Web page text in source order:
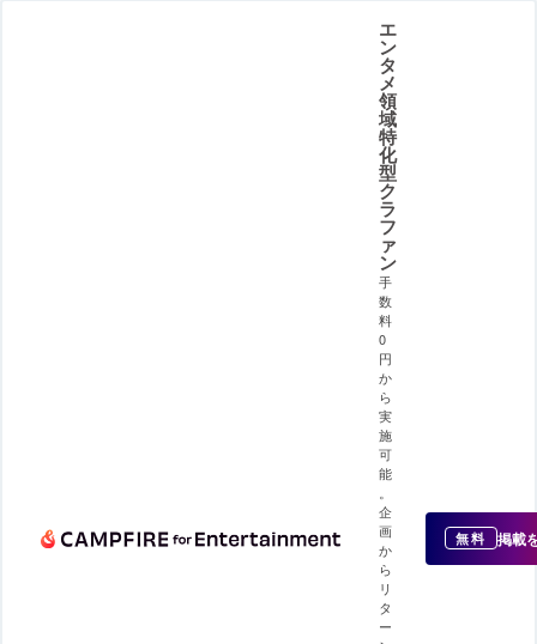
エ
ン
タ
メ
領
域
特
化
型
ク
ラ
フ
ァ
ン
手
数
料
0
円
か
ら
実
施
可
能
企
画
か
ら
リ
タ
ー
無料 掲載